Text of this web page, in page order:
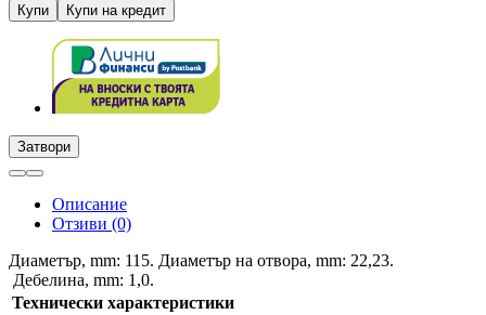
Купи
Купи на кредит
Затвори
Описание
Отзиви (0)
Диаметър, mm: 115. Диаметър на отвора, mm: 22,23.
Дебелина, mm: 1,0.
Технически характеристики